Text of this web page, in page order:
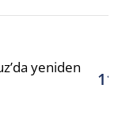
yeniden